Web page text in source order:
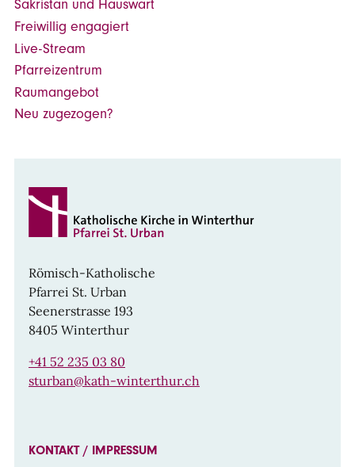
Sakristan und Hauswart
Freiwillig engagiert
Live-Stream
Pfarreizentrum
Raumangebot
Neu zugezogen?
Römisch-Katholische
Pfarrei St. Urban
Seenerstrasse 193
8405 Winterthur
+41 52 235 03 80
sturban@kath-winterthur.ch
KONTAKT / IMPRESSUM